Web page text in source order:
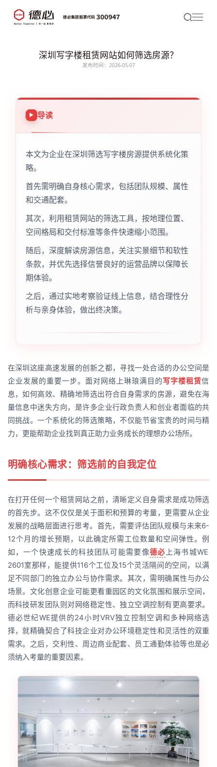
深圳写字楼租赁网站如何筛选房源？
发布时间：2026-05-07
导读
本文为企业在深圳筛选写字楼房源提供系统化策
略。
首先需明确自身核心需求，包括团队规模、属性
和交通配套。
其次，利用租赁网站的筛选工具，按地理位置、
空间格局和交付标准等条件快速缩小范围。
随后，深度解读房源信息，关注实景细节和软性
条款，并优先选择信誉良好的运营品牌以保障长
期体验。
之后，通过实地考察验证线上信息，结合理性分
析与亲身体验，做出终决策。
在深圳这座高速发展的创新之都，寻找一处合适的办公空间是
企业发展的重要一步。面对网络上琳琅满目的写字楼租赁信
息，如何高效、精确地筛选出符合自身需求的房源，避免在海
量信息中迷失方向，是许多企业行政负责人和创业者面临的共
同挑战。一个系统化的筛选策略，不仅能节省宝贵的时间与精
力，更能帮助企业找到真正助力业务成长的理想办公场所。
明确核心需求：筛选前的自我定位
在打开任何一个租赁网站之前，清晰定义自身需求是成功筛选
的首先步。这不仅仅是关于面积和预算的考量，更需要从企业
发展的战略层面进行思考。首先，需要评估团队规模与未来6-
12个月的增长预期，以此确定所需工位数量和空间弹性。例
如，一个快速成长的科技团队可能需要像德必 上海书城WE
2601室那样，能提供116个工位及15个灵活隔间的空间，以满
足不同部门的独立办公与协作需求。其次，需明确属性与办公
场景。文化创意企业可能更看重园区的文化氛围和展示空间，
而科技研发团队则对网络稳定性、独立空调控制有更高要求。
德必世纪WE提供的24小时VRV独立控制空调和多种网络选
择，就精确契合了科技企业对办公环境稳定性和灵活性的双重
需求。之后，交利性、周边商业配套、员工通勤体验等也是必
须纳入考量的重要因素。